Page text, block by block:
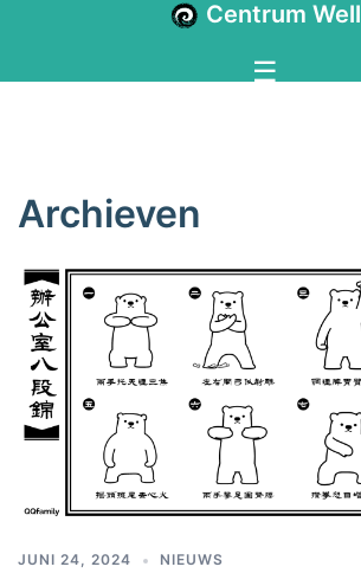
Centrum Well
Archieven
JUNI 24, 2024 NIEUWS